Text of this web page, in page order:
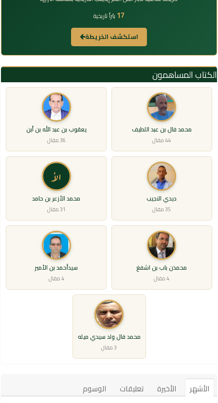
17 بئراً تاريخية
استكشف الخريطة
الكتاب المساهمون
محمد فال بن عبد اللطيف
44 مقال
يعقوب بن عبد الله بن أبن
36 مقال
ديدي النجيب
35 مقال
الأ
محمد الأزعر بن حامد
31 مقال
محمذن باب بن اشفغ
4 مقال
سيدأحمد بن الأمير
4 مقال
محمد فال ولد سيدي ميله
3 مقال
الأشهر الأخيرة تعليقات الوسوم